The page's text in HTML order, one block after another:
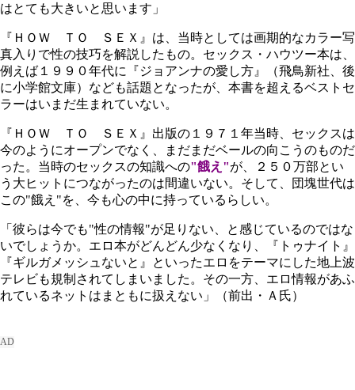
はとても大きいと思います」
『ＨＯＷ ＴＯ ＳＥＸ』は、当時としては画期的なカラー写
真入りで性の技巧を解説したもの。セックス・ハウツー本は、
例えば１９９０年代に『ジョアンナの愛し方』（飛鳥新社、後
に小学館文庫）なども話題となったが、本書を超えるベストセ
ラーはいまだ生まれていない。
『ＨＯＷ ＴＯ ＳＥＸ』出版の１９７１年当時、セックスは
今のようにオープンでなく、まだまだベールの向こうのものだ
った。当時のセックスの知識への"餓え"が、２５０万部とい
う大ヒットにつながったのは間違いない。そして、団塊世代は
この"餓え"を、今も心の中に持っているらしい。
「彼らは今でも"性の情報"が足りない、と感じているのではな
いでしょうか。エロ本がどんどん少なくなり、『トゥナイト』
『ギルガメッシュないと』といったエロをテーマにした地上波
テレビも規制されてしまいました。その一方、エロ情報があふ
れているネットはまともに扱えない」（前出・Ａ氏）